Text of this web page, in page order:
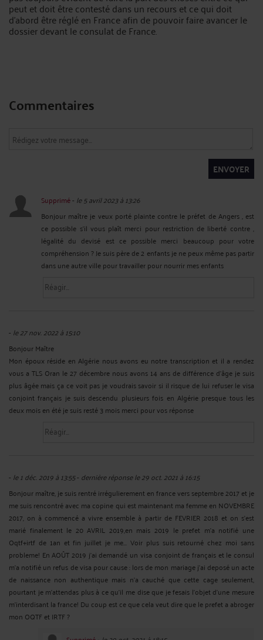
peut et doit être contesté dans un recours et ce qui doit
d’abord être réglé en France afin de pouvoir faire avancer le
dossier devant le consulat de France.
Commentaires
ENVOYER
Supprimé- le 5 avril 2023 à 13:26
Bonjour maître je veux porté plainte contre le préfet de Angers , est
ce possible s'il vous plaît merci pour restriction de liberté contre ,
légalité du devisé est ce possible merci beaucoup pour votre
compréhension ? Je suis père de 2 enfants je ne peux même pas partir
dans une autre ville pour travailler pour nourrir mes enfants
- le 27 nov. 2022 à 15:10
Bonjour Maître
Mon époux réside en Algérie nous avons eu notre transcription et il a rendez
vous a TLS Oran le 27 décembre nous avons 14 ans de différence d'âge je suis
plus âgée mais ça ce voit pas je voudrais savoir si il risque de lui refuser le visa
conjoint français je suis descendu plusieurs fois en Algérie presque tous les
deux mois en été je suis resté 3 mois merci pour vos réponse
- le 1 déc. 2019 à 13:55- dernière réponse le 29 oct. 2021 à 16:15
Bonjour maître, je suis rentré irrégulierement en france vers septembre 2017 et je
me suis rencontré avec ma copine qui est maintenant ma femme en NOVEMBRE
2017, on à commencé a vivre ensemble à partir de FEVRIER 2018 et on s'est
marié finalement le 20 AVRIL 2019,en mais 2019 le prefet m'a notifié une
Oqtf+irtf de 1an et fin juillet je me... Voir plus suis retourné chez moi sans
probleme! En AOÛT 2019 j'ai demandé un visa conjoint de français et le consul
m'a notifié un refus de visa pour cause : lors de mon mariage j'ai deposé un acte
de naissance non authentique mais n'a cauché que cette cage seulement,
pourtant je m'attendas plus à ce qu'il me dise que je fesais l'objet d'une mesure
m'interdisant la france! Du coup est ce que cela veut dire que le prefet a abroger
mon OQTF et IRTF ?